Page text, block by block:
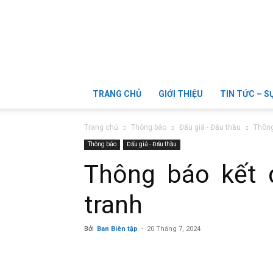
TRANG CHỦ GIỚI THIỆU TIN TỨC –
Trang chủ Thông báo Đấu giá - Đấu thầu
Thông báo Đấu giá - Đấu thầu
Thông báo kết
tranh
Bởi Ban Biên tập - 20 Tháng 7, 2024